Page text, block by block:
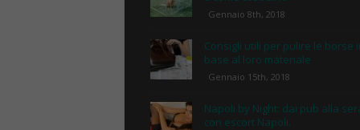
Gennaio 8th, 2018
Consigli utili per pulire le borse
base al loro materiale
Gennaio 15th, 2018
Napoli by Night: dai pub alla
con escort Napoli.